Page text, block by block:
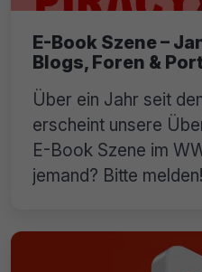
E-Book Szene –
Blogs, Foren &
Über ein Jahr seit
erscheint unsere
E-Book Szene im
jemand? Bitte melden!